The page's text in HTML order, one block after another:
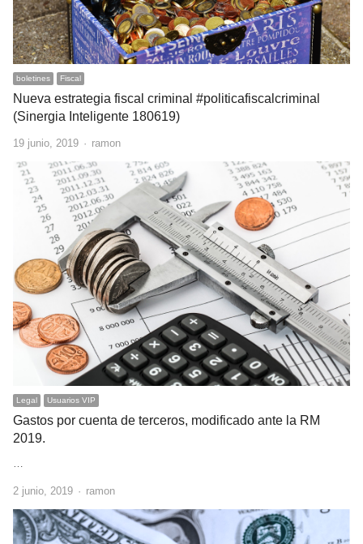
boletines Fiscal
Nueva estrategia fiscal criminal #politicafiscalcriminal
(Sinergia Inteligente 180619)
19 junio, 2019 Author
ramon
Legal Usuarios VIP
Gastos por cuenta de terceros, modificado ante la RM
2019.
…
2 junio, 2019 Author
ramon